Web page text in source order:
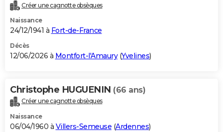
Créer une cagnotte obsèques
Naissance
24/12/1941 à Fort-de-France
Décès
12/06/2026 à Montfort-l'Amaury(Yvelines)
Christophe HUGUENIN (66 ans)
Créer une cagnotte obsèques
Naissance
06/04/1960 à Villers-Semeuse (Ardennes)